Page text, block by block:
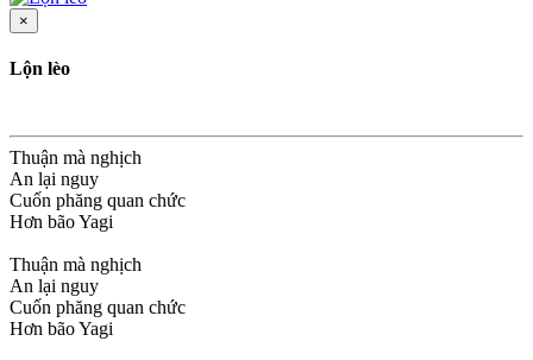
×
Lộn lèo
Thuận mà nghịch
An lại nguy
Cuốn phăng quan chức
Hơn bão Yagi
Thuận mà nghịch
An lại nguy
Cuốn phăng quan chức
Hơn bão Yagi